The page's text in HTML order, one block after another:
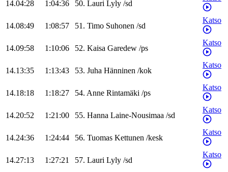
14.04:28 1:04:36 50. Lauri Lyly /sd
14.08:49 1:08:57 51. Timo Suhonen /sd
Katso
14.09:58 1:10:06 52. Kaisa Garedew /ps
Katso
14.13:35 1:13:43 53. Juha Hänninen /kok
Katso
14.18:18 1:18:27 54. Anne Rintamäki /ps
Katso
14.20:52 1:21:00 55. Hanna Laine-Nousimaa /sd
Katso
14.24:36 1:24:44 56. Tuomas Kettunen /kesk
Katso
14.27:13 1:27:21 57. Lauri Lyly /sd
Katso